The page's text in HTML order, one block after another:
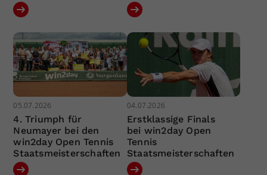
05.07.2026
4. Triumph für
Neumayer bei den
win2day Open Tennis
Staatsmeisterschaften
04.07.2026
Erstklassige Finals
bei win2day Open
Tennis
Staatsmeisterschaften